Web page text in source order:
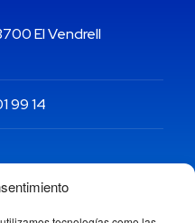
El Vendrell
99 14